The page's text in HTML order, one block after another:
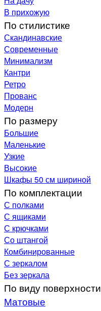
В прихожую
По стилистике
Скандинавские
Современные
Минимализм
Кантри
Ретро
Прованс
Модерн
По размеру
Большие
Маленькие
Узкие
Высокие
Шкафы 50 см шириной
По комплектации
С полками
С ящиками
С крючками
Со штангой
Комбинированные
С зеркалом
Без зеркала
По виду поверхности
Матовые